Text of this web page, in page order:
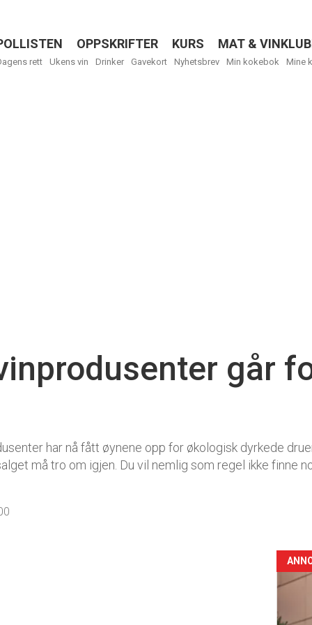
OPPSKRIFTER KURS MAT &
rett Ukens vin Drinker Gavekort Nyhetsbrev Min kokebok Mine
går
har nå fått øynene opp for økologisk dyrkede
må tro om igjen. Du vil nemlig som regel ikke finne